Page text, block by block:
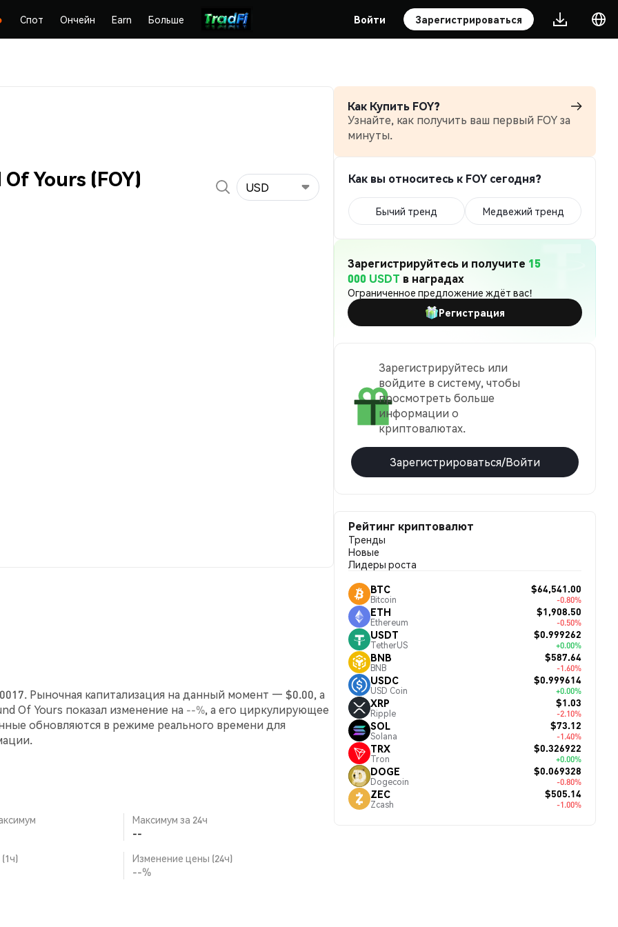
Спот Ончейн Earn Больше Войти Зарегистрироваться
Yours (FOY) USD
Рыночная капитализация на данный момент — $0.00, а
Of Yours показал изменение на --%, а его циркулирующее
обновляются в режиме реального времени для
Максимум за 24ч
--
Изменение цены (24ч)
--%
Как Купить FOY?
Узнайте, как получить ваш первый FOY за
минуты.
Как вы относитесь к FOY сегодня?
Бычий тренд Медвежий тренд
Зарегистрируйтесь и получите 15
000 USDT в наградах
Ограниченное предложение ждёт вас!
Регистрация
Зарегистрируйтесь или
войдите в систему, чтобы
просмотреть больше
информации о
криптовалютах.
Зарегистрироваться/Войти
Рейтинг криптовалют
Тренды
Новые
Лидеры роста
BTC
Bitcoin
$64,541.00
-0.80%
ETH
Ethereum
$1,908.50
-0.50%
USDT
TetherUS
$0.999262
+0.00%
BNB
BNB
$587.64
-1.60%
USDC
USD Coin
$0.999614
+0.00%
XRP
Ripple
$1.03
-2.10%
SOL
Solana
$73.12
-1.40%
TRX
Tron
$0.326922
+0.00%
DOGE
Dogecoin
$0.069328
-0.80%
ZEC
Zcash
$505.14
-1.00%